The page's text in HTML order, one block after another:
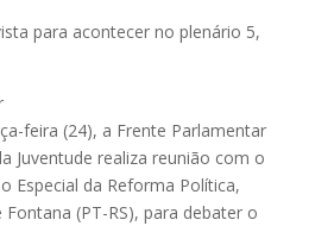
para acontecer no plenário 5,
feira (24), a Frente Parlamentar
Juventude realiza reunião com o
Especial da Reforma Política,
(PT-RS), para debater o